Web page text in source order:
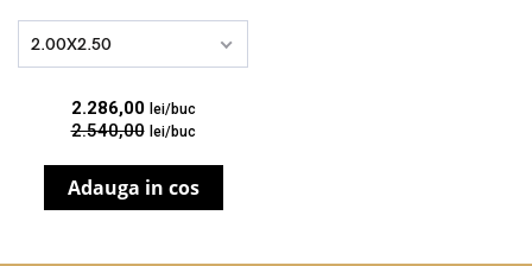
2.00X2.50
2.286,00 lei/buc
2.540,00 lei/buc
Adauga in cos